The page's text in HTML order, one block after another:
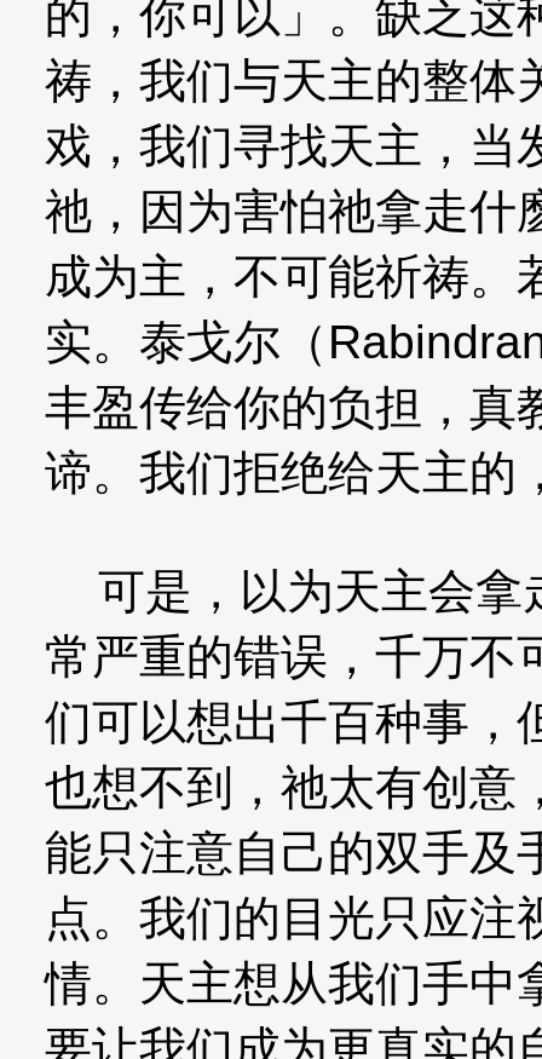
的，你可以」。缺乏这
祷，我们与天主的整体
戏，我们寻找天主，当
祂，因为害怕祂拿走什
成为主，不可能祈祷。
实。泰戈尔（
丰盈传给你的负担，真
谛。我们拒绝给天主的
可是，以为天主会拿
常严重的错误，千万不
们可以想出千百种事，
也想不到，祂太有创意
能只注意自己的双手及
点。我们的目光只应注
情。天主想从我们手中